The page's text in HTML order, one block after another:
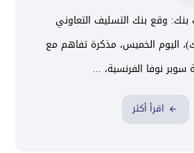
بنك: وقع بنك التسليف التعاوني
اليوم الخميس، مذكرة تفاهم مع
نوفا الفرنسية، ...
اقرأ أكثر